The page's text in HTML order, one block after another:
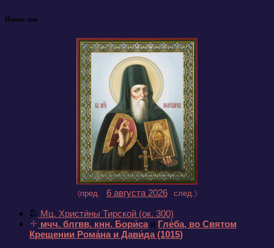
Икона дня
〈пред. 6 августа 2026 след.〉
Мц. Христи́ны Тирской (ок. 300)
мчч. блгвв. кнн. Бори́саи Гле́ба, во Святом
Крещении Рома́на и Дави́да(1015)